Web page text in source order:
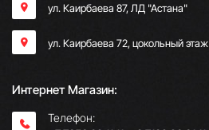
ул. Каирбаева 87, ЛД "Астана"
ул. Каирбаева 72, цокольный этаж
Интернет Магазин:
Телефон: